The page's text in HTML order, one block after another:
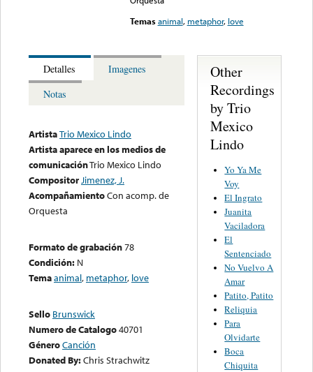
Temas animal, metaphor, love
Detalles
Imagenes
Notas
ArtistaTrio Mexico Lindo
Artista aparece en los medios de
comunicaciónTrio Mexico Lindo
CompositorJimenez, J.
AcompañamientoCon acomp. de
Orquesta
Formato de grabación78
Condición: N
Temaanimal, metaphor, love
Sello Brunswick
Numero de Catalogo40701
GéneroCanción
Donated By:Chris Strachwitz
Other
Recordings
by Trio
Mexico
Lindo
Yo Ya Me
Voy
El Ingrato
Juanita
Vaciladora
El
Sentenciado
No Vuelvo A
Amar
Patito, Patito
Reliquia
Para
Olvidarte
Boca
Chiquita